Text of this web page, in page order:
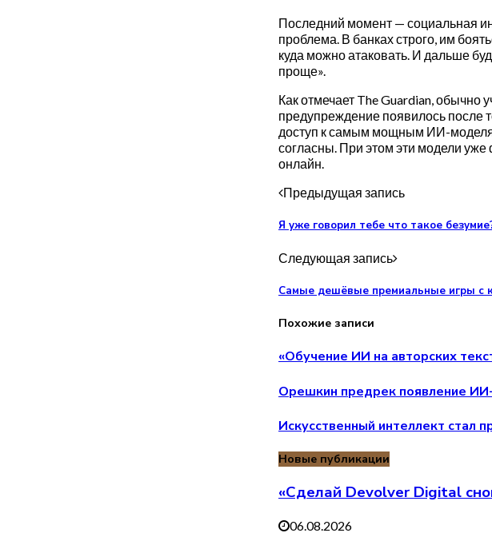
Последний момент — социальная
проблема. В банках строго, им
куда можно атаковать. И дальше
проще».
Как отмечает The Guardian, обычно
предупреждение появилось после
доступ к самым мощным ИИ-
согласны. При этом эти модели уже
онлайн.
Предыдущая запись
Я уже говорил тебе что такое
Следующая запись
Самые дешёвые премиальные игры с
Похожие записи
«Обучение ИИ на авторских
Орешкин предрек появление
Искусственный интеллект стал
Новые публикации
«Сделай Devolver Digital
06.08.2026